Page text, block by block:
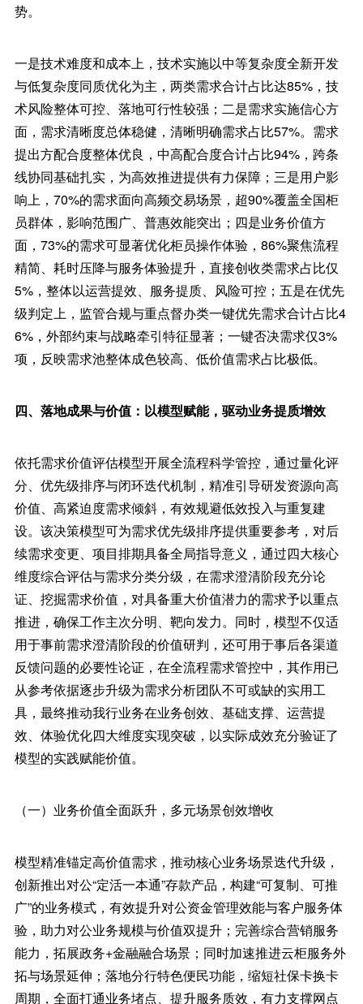
势。
一是技术难度和成本上，技术实施以中等复杂度全新开发
与低复杂度同质优化为主，两类需求合计占比达85%，技
术风险整体可控、落地可行性较强；二是需求实施信心方
面，需求清晰度总体稳健，清晰明确需求占比57%。需求
提出方配合度整体优良，中高配合度合计占比94%，跨条
线协同基础扎实，为高效推进提供有力保障；三是用户影
响上，70%的需求面向高频交易场景，超90%覆盖全国柜
员群体，影响范围广、普惠效能突出；四是业务价值方
面，73%的需求可显著优化柜员操作体验，86%聚焦流程
精简、耗时压降与服务体验提升，直接创收类需求占比仅
5%，整体以运营提效、服务提质、风险可控；五是在优先
级判定上，监管合规与重点督办类一键优先需求合计占比4
6%，外部约束与战略牵引特征显著；一键否决需求仅3%
项，反映需求池整体成色较高、低价值需求占比极低。
四、落地成果与价值：以模型赋能，驱动业务提质增效
依托需求价值评估模型开展全流程科学管控，通过量化评
分、优先级排序与闭环迭代机制，精准引导研发资源向高
价值、高紧迫度需求倾斜，有效规避低效投入与重复建
设。该决策模型可为需求优先级排序提供重要参考，对后
续需求变更、项目排期具备全局指导意义，通过四大核心
维度综合评估与需求分类分级，在需求澄清阶段充分论
证、挖掘需求价值，对具备重大价值潜力的需求予以重点
推进，确保工作主次分明、靶向发力。同时，模型不仅适
用于事前需求澄清阶段的价值研判，还可用于事后各渠道
反馈问题的必要性论证，在全流程需求管控中，其作用已
从参考依据逐步升级为需求分析团队不可或缺的实用工
具，最终推动我行业务在业务创效、基础支撑、运营提
效、体验优化四大维度实现突破，以实际成效充分验证了
模型的实践赋能价值。
（一）业务价值全面跃升，多元场景创效增收
模型精准锚定高价值需求，推动核心业务场景迭代升级，
创新推出对公“定活一本通”存款产品，构建“可复制、可推
广”的业务模式，有效提升对公资金管理效能与客户服务体
验，助力对公业务规模与价值双提升；完善综合营销服务
能力，拓展政务+金融融合场景；同时加速推进云柜服务外
拓与场景延伸；落地分行特色便民功能，缩短社保卡换卡
周期，全面打通业务堵点、提升服务质效，有力支撑网点